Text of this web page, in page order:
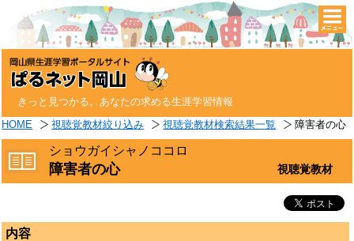
きっと見つかる。あなたの求める生涯学習情報
HOME 視聴覚教材絞り込み 視聴覚教材検索結果一覧 障害者の心
ショウガイシャノココロ
障害者の心 視聴覚教材
内容